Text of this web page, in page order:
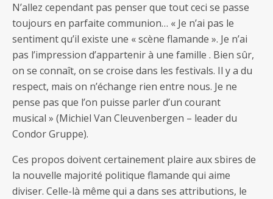
N’allez cependant pas penser que tout ceci se passe
toujours en parfaite communion… « Je n’ai pas le
sentiment qu’il existe une « scène flamande ». Je n’ai
pas l’impression d’appartenir à une famille . Bien sûr,
on se connaît, on se croise dans les festivals. Il y a du
respect, mais on n’échange rien entre nous. Je ne
pense pas que l’on puisse parler d’un courant
musical » (Michiel Van Cleuvenbergen – leader du
Condor Gruppe).
Ces propos doivent certainement plaire aux sbires de
la nouvelle majorité politique flamande qui aime
diviser. Celle-là même qui a dans ses attributions, le